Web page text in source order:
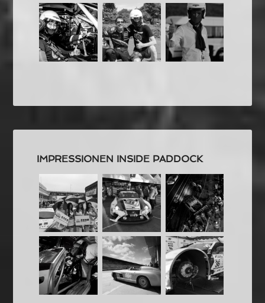
IMPRESSIONEN INSIDE PADDOCK